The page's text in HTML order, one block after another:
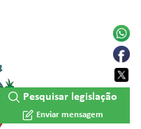
Pesquisar legislação
Enviar mensagem